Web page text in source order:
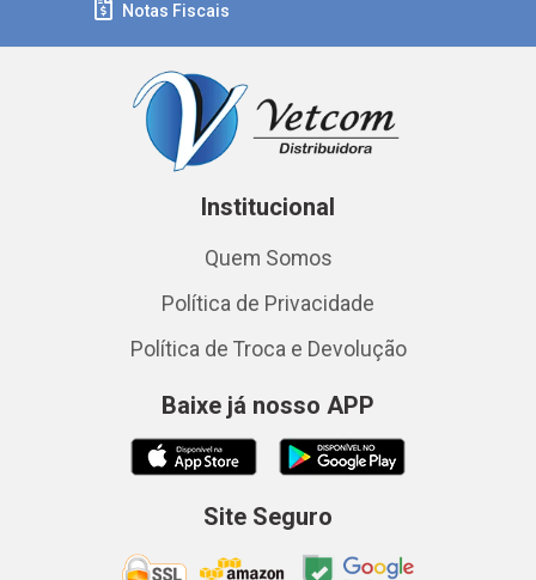
Notas Fiscais
Institucional
Quem Somos
Política de Privacidade
Política de Troca e Devolução
Baixe já nosso APP
Site Seguro